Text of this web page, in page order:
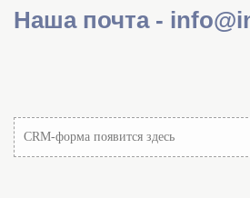
CRM-форма появится здесь
Наша почта -